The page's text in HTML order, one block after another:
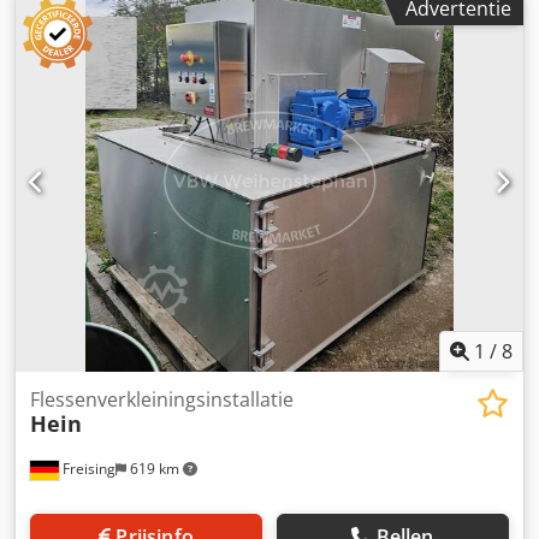
160mm, met pneumatische blaasuitwerping in uitwerpbak,
bak vol sensoren, 3Ph
Advertentie
1 /8
Freising 619 km
Flessenverkleiningsinstallatie
Hein